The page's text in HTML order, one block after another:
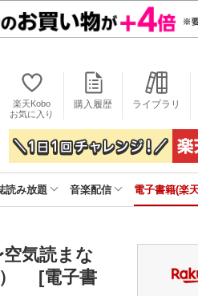
楽天Kobo
お気に入り
購入履歴 ライブラリ
読み放題 音楽配信 電子書籍(楽
気読まな
） [電子書